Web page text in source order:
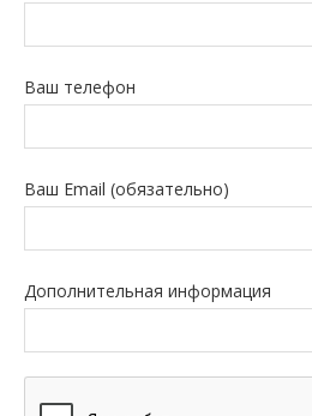
Ваш телефон
Ваш Email (обязательно)
Дополнительная информация